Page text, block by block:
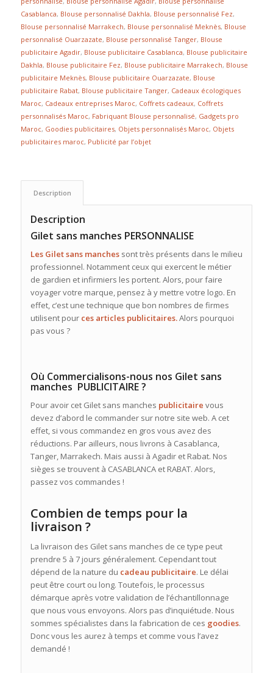
Casablanca, Blouse personnalisé Dakhla, Blouse personnalisé Fez,
Blouse personnalisé Marrakech, Blouse personnalisé Meknès, Blouse
personnalisé Ouarzazate, Blouse personnalisé Tanger, Blouse
publicitaire Agadir, Blouse publicitaire Casablanca, Blouse publicitaire
Dakhla, Blouse publicitaire Fez, Blouse publicitaire Marrakech, Blouse
publicitaire Meknès, Blouse publicitaire Ouarzazate, Blouse
publicitaire Rabat, Blouse publicitaire Tanger, Cadeaux écologiques
Maroc, Cadeaux entreprises Maroc, Coffrets cadeaux, Coffrets
personnalisés Maroc, Fabriquant Blouse personnalisé, Gadgets pro
Maroc, Goodies publicitaires, Objets personnalisés Maroc, Objets
publicitaires maroc, Publicité par l’objet
Description
Description
Gilet sans manches PERSONNALISE
Les Gilet sans manches sont très présents dans le milieu
professionnel. Notamment ceux qui exercent le métier
de gardien et infirmiers les portent. Alors, pour faire
voyager votre marque, pensez à y mettre votre logo. En
effet, c’est une technique que bon nombres de firmes
utilisent pour ces articles publicitaires.Alors pourquoi
pas vous ?
Où Commercialisons-nous nos Gilet sans
manches PUBLICITAIRE ?
Pour avoir cet Gilet sans manches publicitaire vous
devez d’abord le commander sur notre site web. A cet
effet, si vous commandez en gros vous avez des
réductions. Par ailleurs, nous livrons à Casablanca,
Tanger, Marrakech. Mais aussi à Agadir et Rabat. Nos
sièges se trouvent à CASABLANCA et RABAT. Alors,
passez vos commandes !
Combien de temps pour la
livraison ?
La livraison des Gilet sans manches de ce type peut
prendre 5 à 7 jours généralement. Cependant tout
dépend de la nature du cadeau publicitaire. Le délai
peut être court ou long. Toutefois, le processus
démarque après votre validation de l’échantillonnage
que nous vous envoyons. Alors pas d’inquiétude. Nous
sommes spécialistes dans la fabrication de ces goodies.
Donc vous les aurez à temps et comme vous l’avez
demandé !